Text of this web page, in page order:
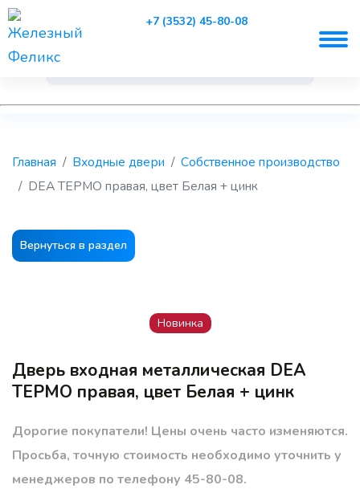
+7 (3532) 45-80-08
Главная Входные двери
Собственное производство
DEA TЕРМО правая, цвет Белая + цинк
Вернуться в раздел
Новинка
Дверь входная металлическая DEA
ТЕРМО правая, цвет Белая + цинк
Дорогие покупатели! Цены очень часто изменяются.
Просьба, точную стоимость необходимо уточнить у
менеджеров по телефону 45-80-08.